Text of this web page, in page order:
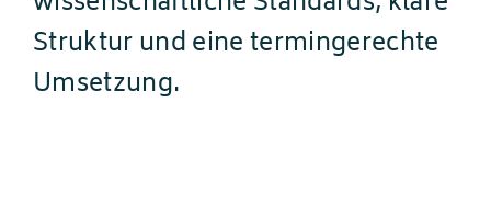
Struktur und eine termingerechte
Umsetzung.